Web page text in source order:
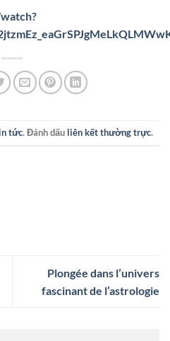
tức. Đánh dấu liên kết thường trực.
Plongée dans l’univers
fascinant de l’astrologie